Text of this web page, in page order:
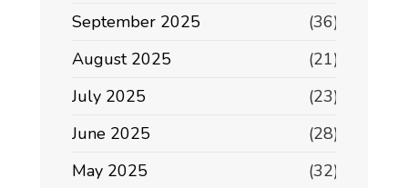
September 2025
(36)
August 2025
(21)
July 2025
(23)
June 2025
(28)
May 2025
(32)